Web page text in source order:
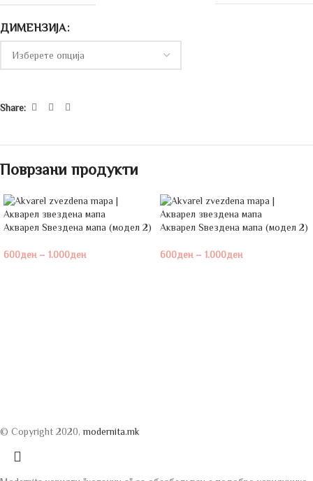
ДИМЕНЗИЈА
Share:
Поврзани продукти
Акварел Ѕвездена мапа (модел 2)
600ден – 1.000ден
Акварел Ѕвездена мапа (модел 2)
600ден – 1.000ден
© Copyright 2020,modernita.mk